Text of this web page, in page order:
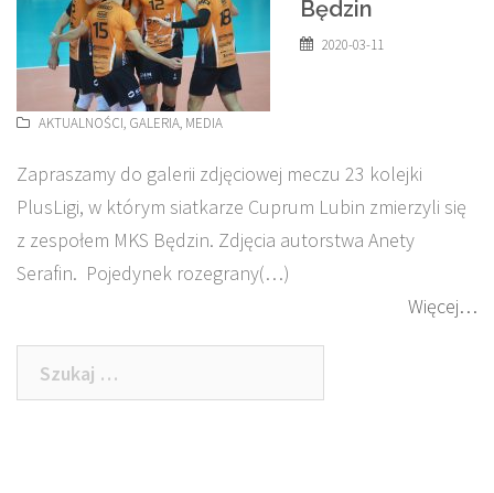
Będzin
2020-03-11
AKTUALNOŚCI, GALERIA, MEDIA
Zapraszamy do galerii zdjęciowej meczu 23 kolejki
PlusLigi, w którym siatkarze Cuprum Lubin zmierzyli się
z zespołem MKS Będzin. Zdjęcia autorstwa Anety
Serafin. Pojedynek rozegrany(…)
Więcej…
Szukaj: